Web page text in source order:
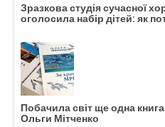
Зразкова студія сучасної
оголосила набір дітей: як
Побачила світ ще одна
Ольги Мітченко